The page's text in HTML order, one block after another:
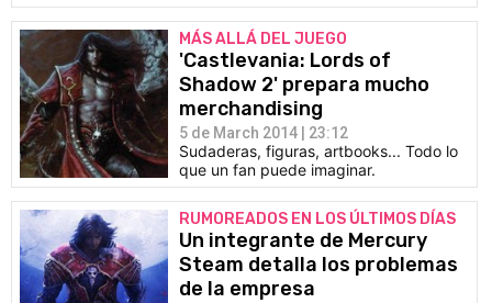
MÁS ALLÁ DEL JUEGO
'Castlevania: Lords of
Shadow 2' prepara mucho
merchandising
5 de March 2014 | 23:12
Sudaderas, figuras, artbooks... Todo lo
que un fan puede imaginar.
RUMOREADOS EN LOS ÚLTIMOS DÍAS
Un integrante de Mercury
Steam detalla los problemas
de la empresa